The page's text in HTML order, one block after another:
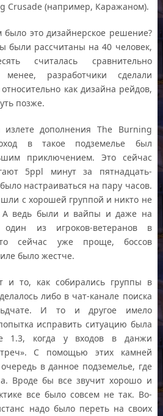
Crusade (например, Каражаном).
было это дизайнерское решение?
были рассчитаны на 40 человек,
считалась сравнительно
разработчики сделали
как дизайна рейдов,
позже.
дополнения The Burning
в такое подземелье был
приключением. Это сейчас
5ppl минут за пятнадцать-
настраиваться на пару часов.
с хорошей группой и никто не
А ведь были и вайпы и даже на
из игроков-ветеранов в
сейчас уже проще, боссов
было жестче.
и то, как собирались группы в
либо в чат-канале поиска
И то и другое имело
исправить ситуацию была
1.3, когда у входов в данжи
С помощью этих камней
в данное подземелье, где
Вроде бы все звучит хорошо и
все было совсем не так. Во-
надо было переть на своих